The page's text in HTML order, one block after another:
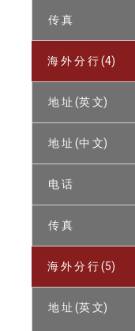
传 真
海 外 分 行 (4)
地 址 (英 文)
地 址 (中 文)
电 话
传 真
海 外 分 行 (5)
地 址 (英 文)